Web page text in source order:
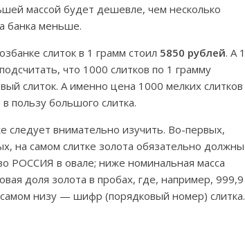
массой будет дешевле, чем несколько
банка меньше.
слиток в 1 грамм стоил 5850 рублей. А 1
что 1000 слитков по 1 грамму
слиток. А именно цена 1000 мелких слитков
пользу большого слитка.
следует внимательно изучить. Во-первых,
на самом слитке золота обязательно должны
РОССИЯ в овале; ниже номинальная масса
доля золота в пробах, где, например, 999,9
низу — шифр (порядковый номер) слитка.